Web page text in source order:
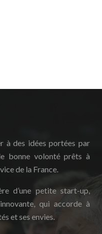
à des idées portées par
bonne volonté prêts à
de la France.
d’une petite start-up,
qui accorde à
et ses envies.